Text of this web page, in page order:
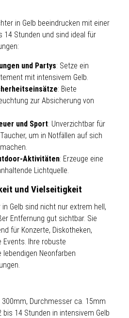
in Gelb beeindrucken mit einer
14 Stunden und sind ideal für
und Partys: Setze ein
mit intensivem Gelb.
: Biete
zur Absicherung von
und Sport: Unverzichtbar für
um in Notfällen auf sich
Aktivitäten: Erzeuge eine
Lichtquelle.
und Vielseitigkeit
Gelb sind nicht nur extrem hell,
Entfernung gut sichtbar. Sie
für Konzerte, Diskotheken,
Events. Ihre robuste
Neonfarben
300mm, Durchmesser ca. 15mm
bis 14 Stunden in intensivem Gelb